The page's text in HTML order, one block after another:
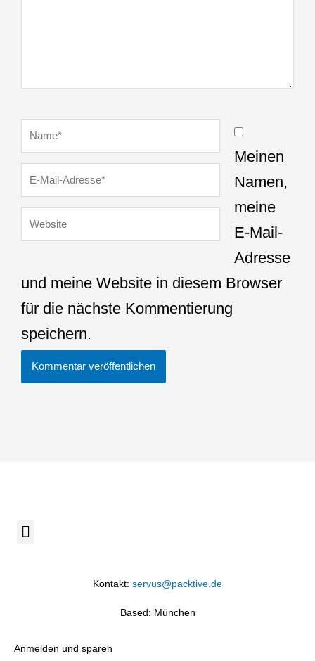
Name*
E-
Mail-
Adresse*
Website
Meinen
Namen,
meine
E-Mail-
Adresse
und meine Website in diesem Browser
für die nächste Kommentierung
speichern.
Menü
Kontakt: servus@packtive.de
Based: München
Anmelden und sparen